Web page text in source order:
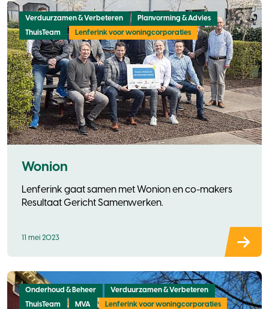
Verduurzamen & Verbeteren
Planvorming & Advies
ThuisTeam
Lenferink voor woningcorporaties
Wonion
Lenferink gaat samen met Wonion en co-makers
Resultaat Gericht Samenwerken.
11 mei 2023
Onderhoud & Beheer
Verduurzamen & Verbeteren
ThuisTeam
MVA Lenferink voor woningcorporaties